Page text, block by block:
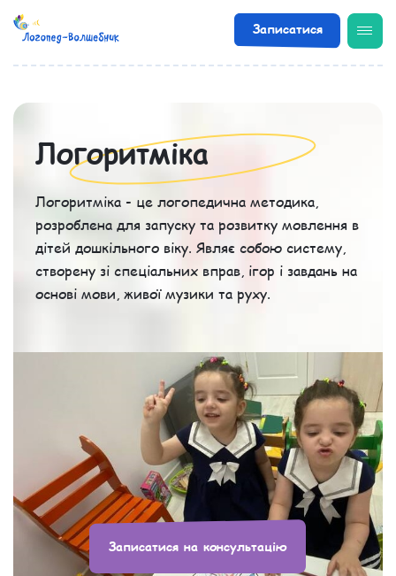
Записатися
Логоритміка
Логоритміка - це логопедична методика,
розроблена для запуску та розвитку мовлення в
дітей дошкільного віку. Являє собою систему,
створену зі спеціальних вправ, ігор і завдань на
основі мови, живої музики та руху.
Записатися на консультацію